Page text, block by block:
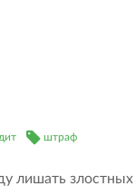
штраф
лишать злостных